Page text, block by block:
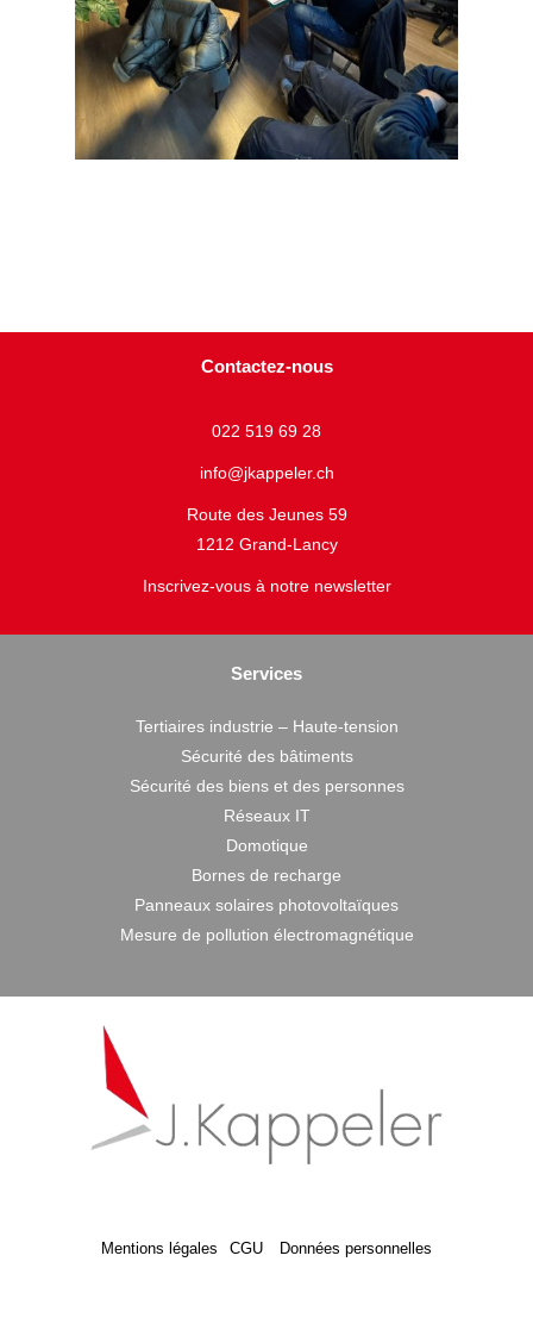
Contactez-nous
022 519 69 28
info@jkappeler.ch
Route des Jeunes 59
1212 Grand-Lancy
Inscrivez-vous à notre newsletter
Services
Tertiaires industrie – Haute-tension
Sécurité des bâtiments
Sécurité des biens et des personnes
Réseaux IT
Domotique
Bornes de recharge
Panneaux solaires photovoltaïques
Mesure de pollution électromagnétique
Mentions légales CGU Données personnelles